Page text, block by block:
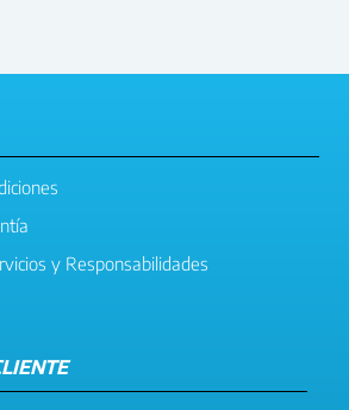
y Responsabilidades